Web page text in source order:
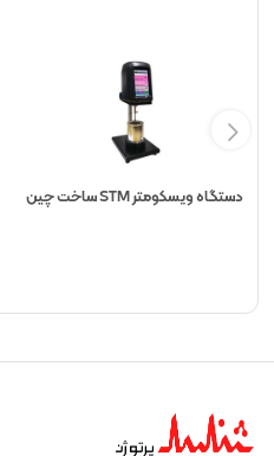
دستگاه ویسکومتر STM ساخت چین